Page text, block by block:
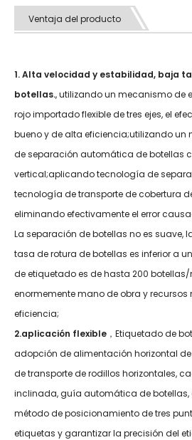
Ventaja del producto
1. Alta velocidad y estabilidad, baja
botellas., utilizando un mecanismo de
rojo importado flexible de tres ejes, el
bueno y de alta eficiencia;utilizando un
de separación automática de botellas
vertical;aplicando tecnología de
tecnología de transporte de cobertura
eliminando efectivamente el error
La separación de botellas no es suave,
tasa de rotura de botellas es inferior a
de etiquetado es de hasta 200
enormemente mano de obra y recursos
eficiencia;
2.aplicación flexible ，Etiquetado de
adopción de alimentación horizontal
de transporte de rodillos horizontales,
inclinada, guía automática de botellas,
método de posicionamiento de tres
etiquetas y garantizar la precisión del